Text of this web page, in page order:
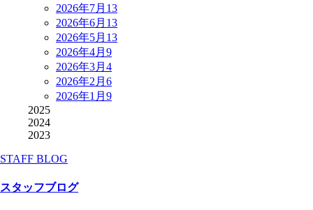
2026年7月 13
2026年6月 13
2026年5月 13
2026年4月 9
2026年3月 4
2026年2月 6
2026年1月 9
2025
2024
2023
STAFF BLOG
スタッフブログ